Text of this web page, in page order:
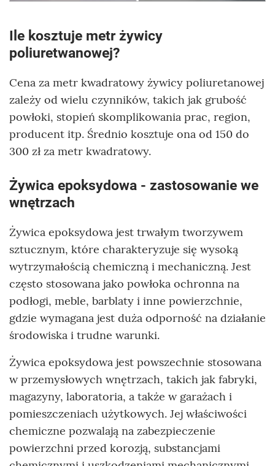
Ile kosztuje metr żywicy
poliuretwanowej?
Cena za metr kwadratowy żywicy poliuretanowej
zależy od wielu czynników, takich jak grubość
powłoki, stopień skomplikowania prac, region,
producent itp. Średnio kosztuje ona od 150 do
300 zł za metr kwadratowy.
Żywica epoksydowa - zastosowanie we
wnętrzach
Żywica epoksydowa jest trwałym tworzywem
sztucznym, które charakteryzuje się wysoką
wytrzymałością chemiczną i mechaniczną. Jest
często stosowana jako powłoka ochronna na
podłogi, meble, barblaty i inne powierzchnie,
gdzie wymagana jest duża odporność na działanie
środowiska i trudne warunki.
Żywica epoksydowa jest powszechnie stosowana
w przemysłowych wnętrzach, takich jak fabryki,
magazyny, laboratoria, a także w garażach i
pomieszczeniach użytkowych. Jej właściwości
chemiczne pozwalają na zabezpieczenie
powierzchni przed korozją, substancjami